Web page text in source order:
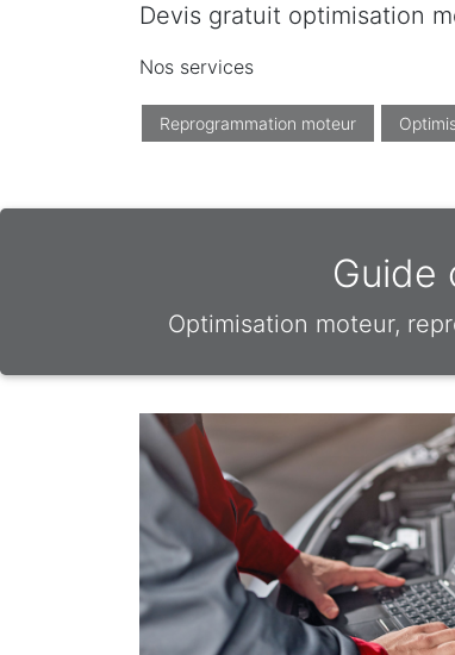
Devis gratuit optimisation
Nos services
Reprogrammation moteur
Guide
Optimisation moteur,